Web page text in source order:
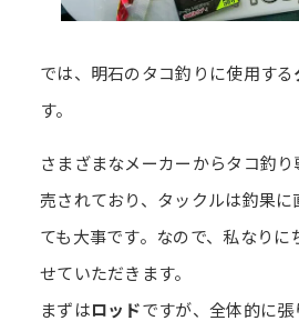
では、明石のタコ釣りに使用する
す。
さまざまなメーカーからタコ釣
売されており、タックルは釣果に
ても大事です。なので、私なりに
せていただきます。
まずはロッドですが、全体的に